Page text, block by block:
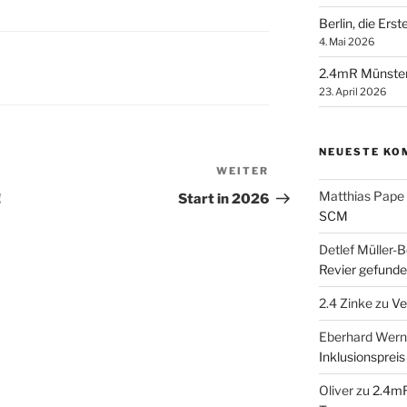
Beitrag
WEITER
Start in 2026
Berlin, die
4. Mai 2026
2.4mR
23. April 2026
NEUESTE
Matthias Pape
SCM
Detlef Müller-
Revier
2.4 Zinkezu
Eberhard
Inklusionspreis
Oliverzu